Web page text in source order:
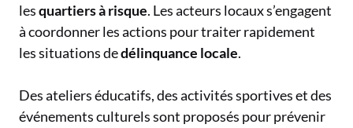
lesquartiers à risque. Les acteurs locaux s’engagent
à coordonner les actions pour traiter rapidement
les situations dedélinquance locale.
Des ateliers éducatifs, des activités sportives et des
événements culturels sont proposés pour prévenir